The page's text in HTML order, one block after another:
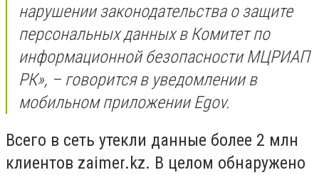
нарушении законодательства о защите
персональных данных в Комитет по
информационной безопасности МЦРИАП
РК», – говорится в уведомлении в
мобильном приложении Egov.
Всего в сеть утекли данные более 2 млн
клиентов zaimer.kz. В целом обнаружено